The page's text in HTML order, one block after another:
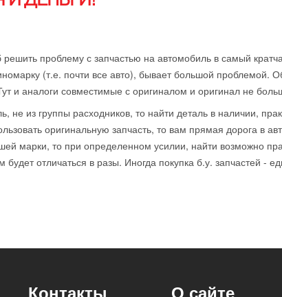
решить проблему с запчастью на автомобиль в самый
(т.е. почти все авто), бывает большой проблемой.
и аналоги совместимые с оригиналом и оригинал не
не из группы расходников, то найти деталь в наличии,
оригинальную запчасть, то вам прямая дорога в
марки, то при определенном усилии, найти возможно
отличаться в разы. Иногда покупка б.у. запчастей -
Контакты О сайте